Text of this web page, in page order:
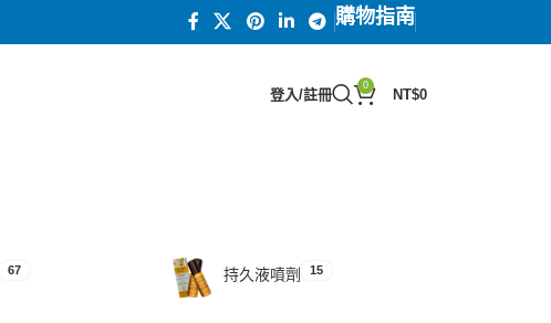
購物指南
登入/註冊
0
NT$0
67 持久液噴劑 15